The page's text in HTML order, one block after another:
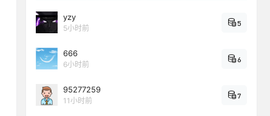
yzy
5小时前
5
666
6小时前
6
95277259
11小时前
7